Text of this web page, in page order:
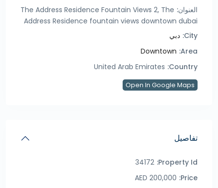
العنوان: The Address Residence Fountain Views 2, The
Address Residence fountain views downtown dubai
City: دبي
Area:
Downtown
Country:
United Arab Emirates
Open In Google Maps
تفاصيل
Property Id:
34172
Price:
200,000 AED